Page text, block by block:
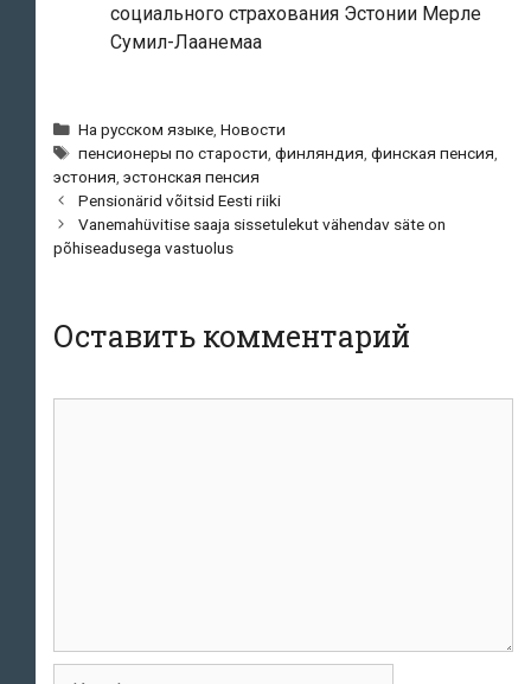
социального страхования Эстонии Мерле
Сумил-Лаанемаа
Рубрики
На русском языке ,Новости
Метки
пенсионеры по старости ,финляндия ,финская пенсия
эстония эстонская пенсия
Навигация
по
записям
Pensionärid võitsid Eesti riiki
Vanemahüvitise saaja sissetulekut vähendav säte on
põhiseadusega vastuolus
Оставить комментарий